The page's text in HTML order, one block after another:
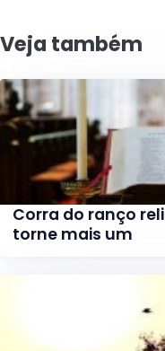
Veja também
Corra do ranço
torne mais um